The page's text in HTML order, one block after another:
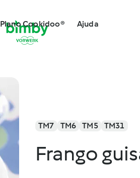
Plano Cookidoo® Ajuda
TM7 TM6 TM5 TM31
Frango